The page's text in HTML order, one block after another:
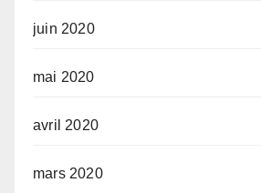
juin 2020
mai 2020
avril 2020
mars 2020